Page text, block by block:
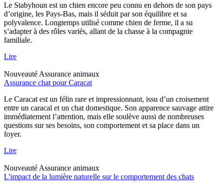
Le Stabyhoun est un chien encore peu connu en dehors de son pays
d’origine, les Pays-Bas, mais il séduit par son équilibre et sa
polyvalence. Longtemps utilisé comme chien de ferme, il a su
s’adapter à des rôles variés, allant de la chasse à la compagnie
familiale.
Lire
Nouveauté Assurance animaux
Assurance chat pour Caracat
Le Caracat est un félin rare et impressionnant, issu d’un croisement
entre un caracal et un chat domestique. Son apparence sauvage attire
immédiatement l’attention, mais elle soulève aussi de nombreuses
questions sur ses besoins, son comportement et sa place dans un
foyer.
Lire
Nouveauté Assurance animaux
L'impact de la lumière naturelle sur le comportement des chats